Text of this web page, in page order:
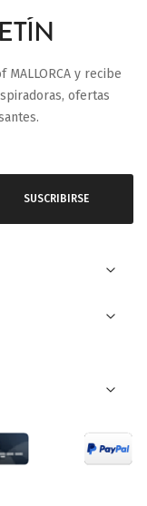
y recibe
ofertas
SUSCRIBIRSE